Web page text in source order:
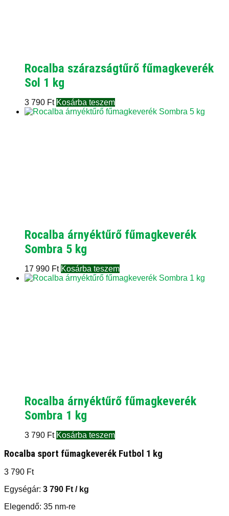
Rocalba szárazságtűrő fűmagkeverék
Sol 1 kg
3 790 Ft Kosárba teszem
Rocalba árnyéktűrő fűmagkeverék
Sombra 5 kg
17 990 Ft Kosárba teszem
Rocalba árnyéktűrő fűmagkeverék
Sombra 1 kg
3 790 Ft Kosárba teszem
Rocalba sport fűmagkeverék Futbol 1 kg
3 790 Ft
Egységár: 3 790 Ft / kg
Elegendő: 35 nm-re